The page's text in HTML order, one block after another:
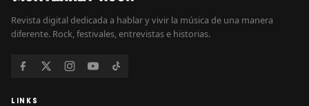
Revista digital dedicada a hablar y vivir la música de una manera
diferente. Rock, festivales, entrevistas e historias.
LINKS